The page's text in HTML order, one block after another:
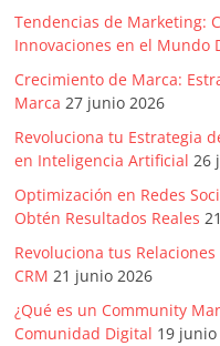
Alianzas,
Innovación,
Tecnología,
Noticias,
Artículos,
Gente,
Contenidos
de
Calidad,
Eventos
de
Tendencias de Marketing:
Innovaciones en el Mundo
Crecimiento de Marca:
Marca 27 junio 2026
Revoluciona tu Estrategia
en Inteligencia Artificial 26
Optimización en Redes
Obtén Resultados Reales
Revoluciona tus
CRM 21 junio 2026
¿Qué es un Community
Comunidad Digital 19 junio